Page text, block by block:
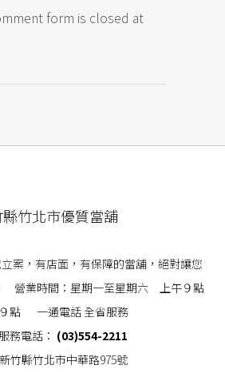
form is closed at
竹北市優質當舖
案，有店面，有保障的當舖，絕對讓您
營業時間：星期一至星期六 上午９點
點 一通電話 全省服務
務電話： (03)554-2211
竹縣竹北市中華路975號